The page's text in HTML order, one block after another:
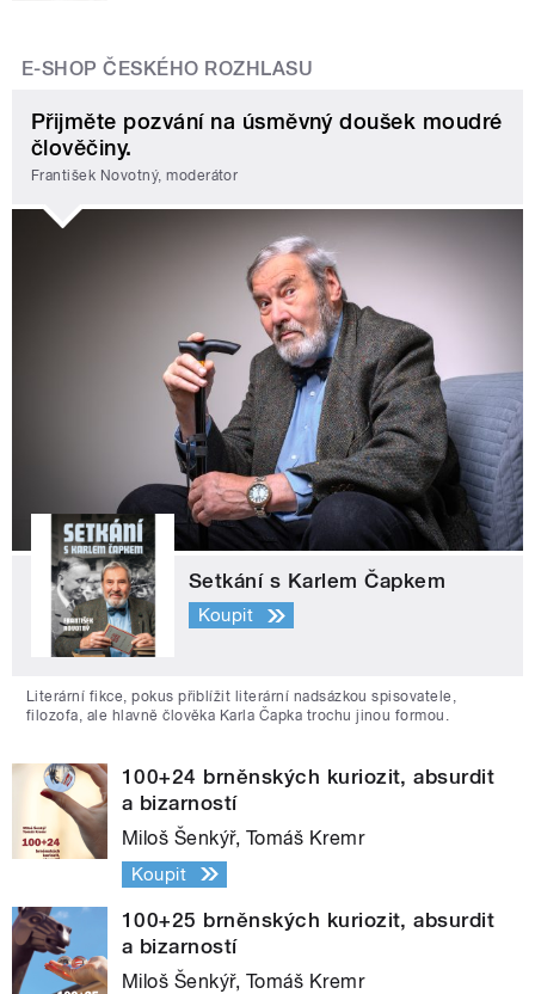
E-SHOP ČESKÉHO ROZHLASU
Přijměte pozvání na úsměvný doušek moudré
člověčiny.
František Novotný, moderátor
Setkání s Karlem Čapkem
Koupit
Literární fikce, pokus přiblížit literární nadsázkou spisovatele,
filozofa, ale hlavně člověka Karla Čapka trochu jinou formou.
100+24 brněnských kuriozit, absurdit
a bizarností
Miloš Šenkýř, Tomáš Kremr
Koupit
100+25 brněnských kuriozit, absurdit
a bizarností
Miloš Šenkýř, Tomáš Kremr